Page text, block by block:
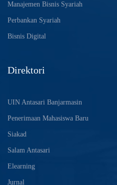
Manajemen Bisnis Syariah
Perbankan Syariah
Bisnis Digital
Direktori
UIN Antasari Banjarmasin
Penerimaan Mahasiswa Baru
Siakad
Salam Antasari
Elearning
Jurnal